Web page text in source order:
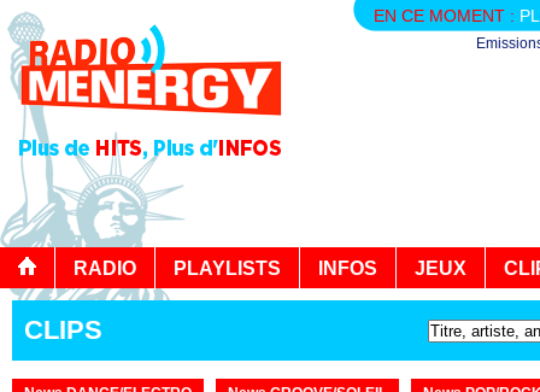
EN CE MOMENT :
RADIO PLAYLISTS INFOS JEUX
CLIPS